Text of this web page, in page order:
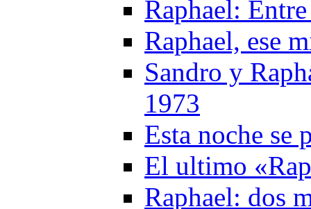
Raphael:
Raphael, ese
Sandro y
1973
Esta noche se
El ultimo
Raphael: dos